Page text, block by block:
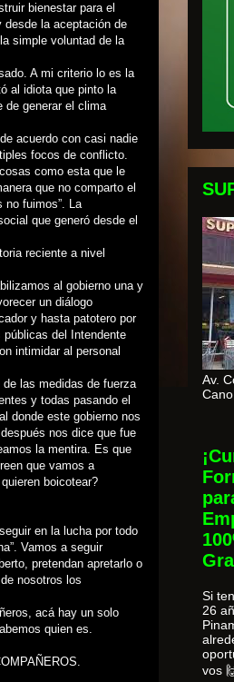
bienestar para el
la aceptación de
simple voluntad de la
A mi criterio lo es la
al idiota que pinto la
de generar el clima
acuerdo con casi nadie
focos de conflicto.
como esta que le
que no comparto el
no fuimos”. La
que generó desde el
reciente a nivel
al gobierno una y
un diálogo
y hasta patotero por
del Intendente
intimidar al personal
las medidas de fuerza
y todas pasando el
donde este gobierno nos
nos dice que fue
la mentira. Es que
que vamos a
boicotear?
en la lucha por todo
Vamos a seguir
pretendan apretarlo o
nosotros los
acá hay un solo
quien es.
Av.
Si
26
vos